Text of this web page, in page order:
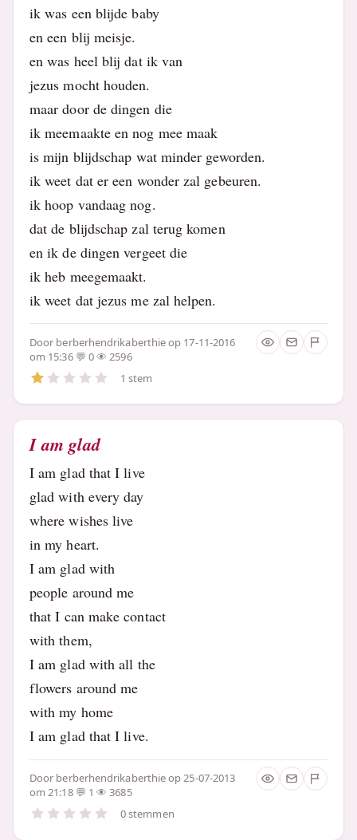
ik was een blijde baby
en een blij meisje.
en was heel blij dat ik van
jezus mocht houden.
maar door de dingen die
ik meemaakte en nog mee maak
is mijn blijdschap wat minder geworden.
ik weet dat er een wonder zal gebeuren.
ik hoop vandaag nog.
dat de blijdschap zal terug komen
en ik de dingen vergeet die
ik heb meegemaakt.
ik weet dat jezus me zal helpen.
Door berberhendrikaberthieop 17-11-2016
om 15:36
0
2596
1 stem
I am glad
I am glad that I live
glad with every day
where wishes live
in my heart.
I am glad with
people around me
that I can make contact
with them,
I am glad with all the
flowers around me
with my home
I am glad that I live.
Door berberhendrikaberthieop 25-07-2013
om 21:18
1
3685
0 stemmen